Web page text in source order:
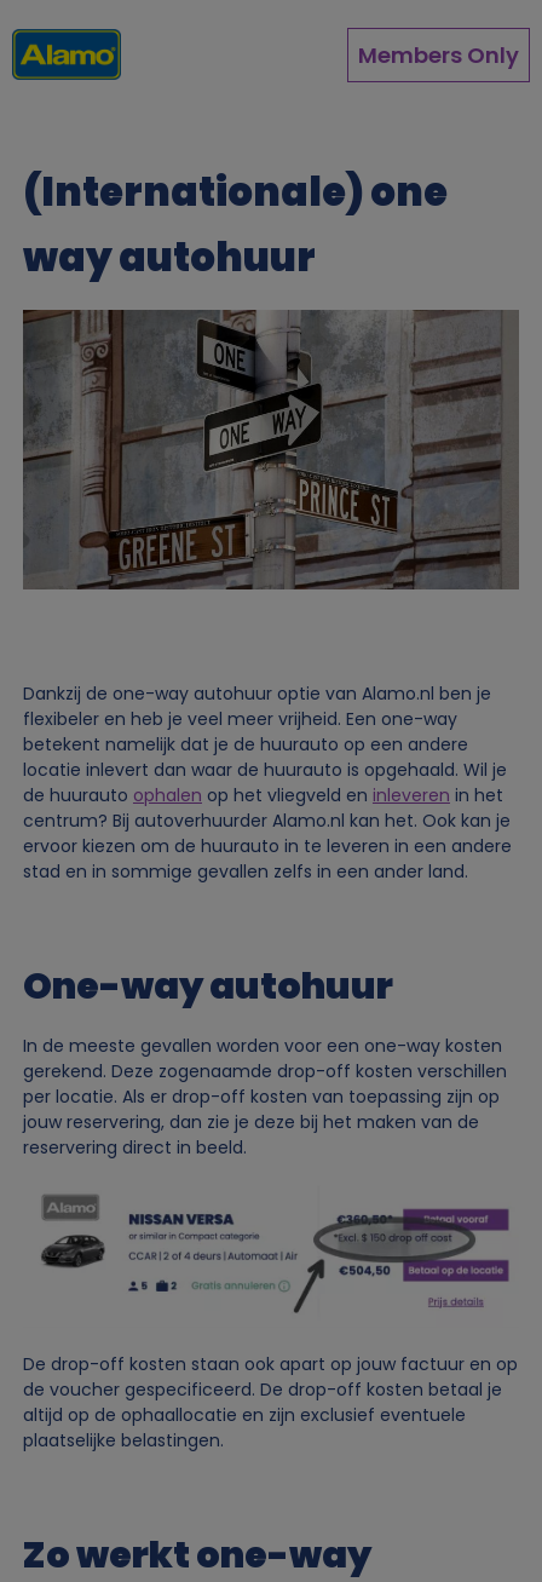
en
naar
Members Only
(Internationale) one
way autohuur
Dankzij de one-way autohuur optie van Alamo.nl ben je
flexibeler en heb je veel meer vrijheid. Een one-way
betekent namelijk dat je de huurauto op een andere
locatie inlevert dan waar de huurauto is opgehaald. Wil je
de huurauto ophalen op het vliegveld en inleveren in het
centrum? Bij autoverhuurder Alamo.nl kan het. Ook kan je
ervoor kiezen om de huurauto in te leveren in een andere
stad en in sommige gevallen zelfs in een ander land.
One-way autohuur
In de meeste gevallen worden voor een one-way kosten
gerekend. Deze zogenaamde drop-off kosten verschillen
per locatie. Als er drop-off kosten van toepassing zijn op
jouw reservering, dan zie je deze bij het maken van de
reservering direct in beeld.
Image
De drop-off kosten staan ook apart op jouw factuur en op
de voucher gespecificeerd. De drop-off kosten betaal je
altijd op de ophaallocatie en zijn exclusief eventuele
plaatselijke belastingen.
Zo werkt one-way